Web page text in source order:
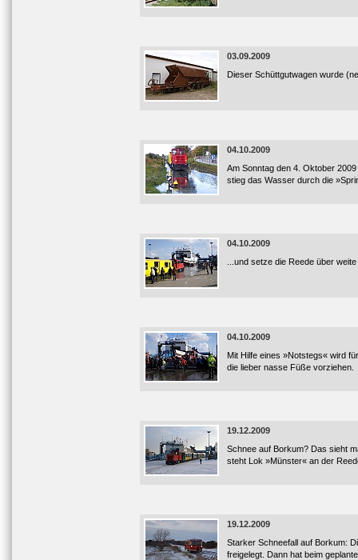
03.09.2009
Dieser Schüttgutwagen wurde
04.10.2009
Am Sonntag den 4. Oktober
stieg das Wasser durch die
04.10.2009
...und setze die Reede über
04.10.2009
Mit Hilfe eines »Notstegs« wird
die lieber nasse Füße vorziehen.
19.12.2009
Schnee auf Borkum? Das sieht
steht Lok »Münster« an der
19.12.2009
Starker Schneefall auf Borkum:
freigelegt. Dann hat beim